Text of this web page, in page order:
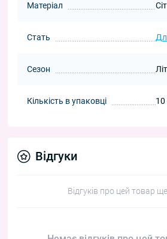
Матеріал
Стать
Сезон
Кількість в упаковці 10
Відгуки
Відгуків про цей товар